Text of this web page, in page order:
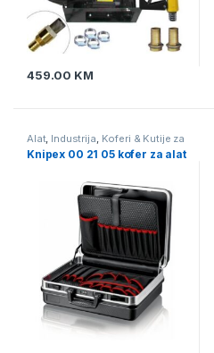
459.00 KM
Alat, Industrija Koferi & Kutije za
alat i opremu
Knipex 00 21 05 kofer za alat